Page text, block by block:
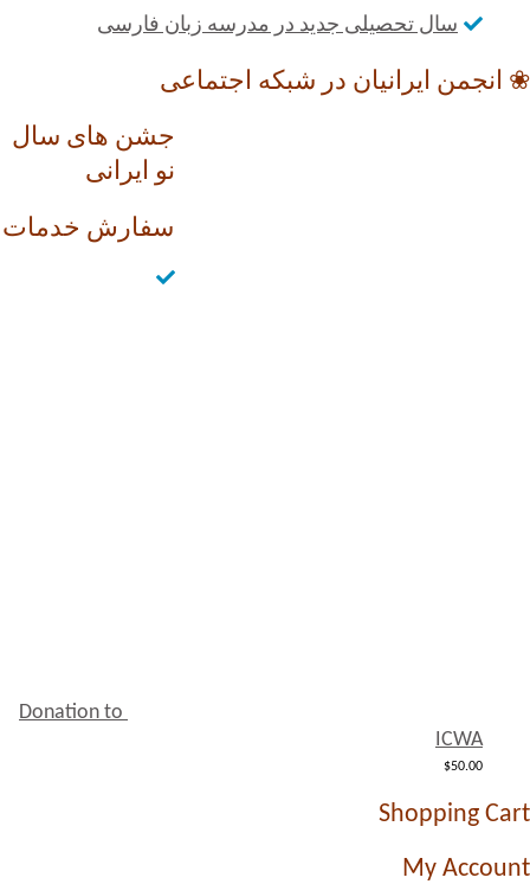
سال تحصیلی جدید در مدرسه زبان فارسی
❀ انجمن ایرانیان در شبکه اجتماعی
جشن های سال
نو ایرانی
سفارش خدمات
Donation to
ICWA
$50.00
Shopping Cart
My Account